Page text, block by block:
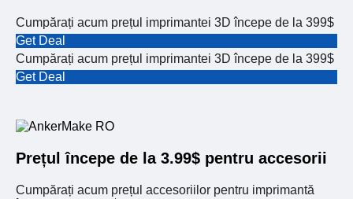
Cumpărați acum prețul imprimantei 3D începe de la 399$
Get Deal
Cumpărați acum prețul imprimantei 3D începe de la 399$
Get Deal
Prețul începe de la 3.99$ pentru accesorii
Cumpărați acum prețul accesoriilor pentru imprimantă